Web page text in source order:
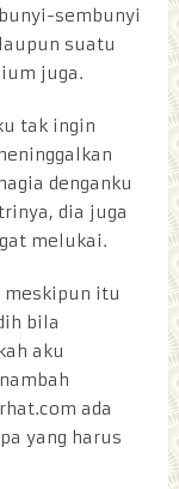
sembunyi
suatu
juga.
tak ingin
denganku
dia juga
melukai.
meskipun itu
bila
aku
ada
yang harus